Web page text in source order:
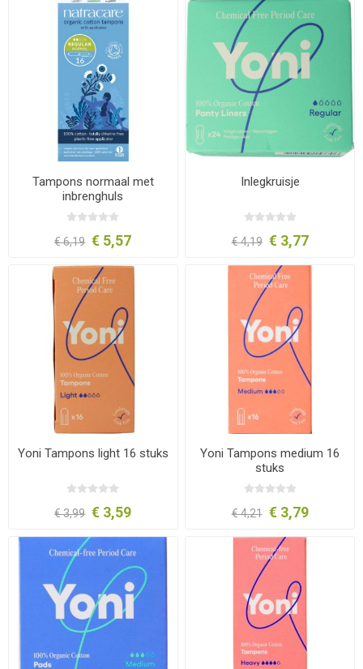
Tampons normaal met
inbrenghuls
€ 6,19 € 5,57
Inlegkruisje
€ 4,19 € 3,77
Yoni Tampons light 16 stuks
€ 3,99 € 3,59
Yoni Tampons medium 16
stuks
€ 4,21 € 3,79